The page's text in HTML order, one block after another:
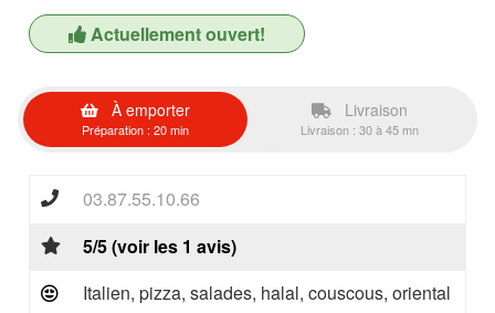
Actuellement ouvert!
À emporter
Préparation : 20 min
Livraison
Livraison : 30 à 45 mn
03.87.55.10.66
5/5 (voir les 1 avis)
Italien, pizza, salades, halal, couscous, oriental